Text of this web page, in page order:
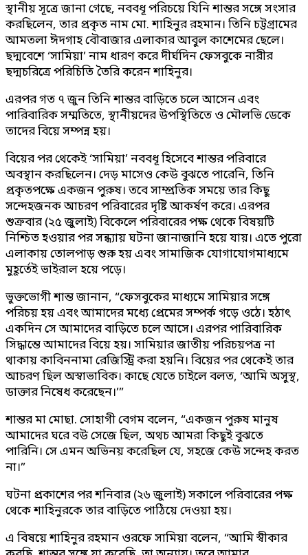
স্থানীয় সূত্রে জানা গেছে, নববধূ পরিচয়ে যিনি শান্তর সঙ্গে সংসার
করছিলেন, তার প্রকৃত নাম মো. শাহিনুর রহমান। তিনি চট্টগ্রামের
আমতলা ঈদগাহ বৌবাজার এলাকার আবুল কাশেমের ছেলে।
ছদ্মবেশে ‘সামিয়া’ নাম ধারণ করে দীর্ঘদিন ফেসবুকে নারীর
ছদ্মচরিত্রে পরিচিতি তৈরি করেন শাহিনুর।
এরপর গত ৭ জুন তিনি শান্তর বাড়িতে চলে আসেন এবং
পারিবারিক সম্মতিতে, স্থানীয়দের উপস্থিতিতে ও মৌলভি ডেকে
তাদের বিয়ে সম্পন্ন হয়।
বিয়ের পর থেকেই ‘সামিয়া’ নববধূ হিসেবে শান্তর পরিবারে
অবস্থান করছিলেন। দেড় মাসেও কেউ বুঝতে পারেনি, তিনি
প্রকৃতপক্ষে একজন পুরুষ। তবে সাম্প্রতিক সময়ে তার কিছু
সন্দেহজনক আচরণ পরিবারের দৃষ্টি আকর্ষণ করে। এরপর
শুক্রবার (২৫ জুলাই) বিকেলে পরিবারের পক্ষ থেকে বিষয়টি
নিশ্চিত হওয়ার পর সন্ধ্যায় ঘটনা জানাজানি হয়ে যায়। এতে পুরো
এলাকায় তোলপাড় শুরু হয় এবং সামাজিক যোগাযোগমাধ্যমে
মুহূর্তেই ভাইরাল হয়ে পড়ে।
ভুক্তভোগী শান্ত জানান, “ফেসবুকের মাধ্যমে সামিয়ার সঙ্গে
পরিচয় হয় এবং আমাদের মধ্যে প্রেমের সম্পর্ক গড়ে ওঠে। হঠাৎ
একদিন সে আমাদের বাড়িতে চলে আসে। এরপর পারিবারিক
সিদ্ধান্তে আমাদের বিয়ে হয়। সামিয়ার জাতীয় পরিচয়পত্র না
থাকায় কাবিননামা রেজিস্ট্রি করা হয়নি। বিয়ের পর থেকেই তার
আচরণ ছিল অস্বাভাবিক। কাছে যেতে চাইলে বলত, ‘আমি অসুস্থ,
ডাক্তার নিষেধ করেছেন।’”
শান্তর মা মোছা. সোহাগী বেগম বলেন, “একজন পুরুষ মানুষ
আমাদের ঘরে বউ সেজে ছিল, অথচ আমরা কিছুই বুঝতে
পারিনি। সে এমন অভিনয় করেছিল যে, সহজে কেউ সন্দেহ করত
না।”
ঘটনা প্রকাশের পর শনিবার (২৬ জুলাই) সকালে পরিবারের পক্ষ
থেকে শাহিনুরকে তার বাড়িতে পাঠিয়ে দেওয়া হয়।
এ বিষয়ে শাহিনুর রহমান ওরফে সামিয়া বলেন, “আমি স্বীকার